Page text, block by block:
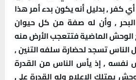
كفر , بدليل أنه يكون بدء أمر هذا
, وأن له صفة من كل حيوان
الوحش الماضية فتتعجب الأرض منه
الناس تسجد لحضارة سلفه التنين ,
نفسه , إذ يأس الناس من القدرة
يمتلك الإعلام وله القدرة على